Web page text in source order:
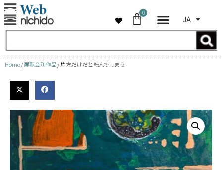
コ
テ
ン
ス
キ
ッ
プ
0
JA
Home/展覧会別作品 / 片方だけだと転んでしまう